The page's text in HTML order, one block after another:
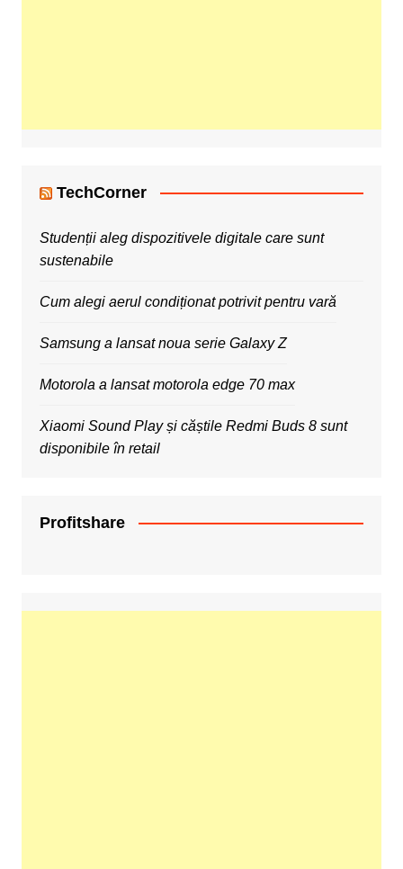
TechCorner
Studenții aleg dispozitivele digitale care sunt
sustenabile
Cum alegi aerul condiționat potrivit pentru vară
Samsung a lansat noua serie Galaxy Z
Motorola a lansat motorola edge 70 max
Xiaomi Sound Play și căștile Redmi Buds 8 sunt
disponibile în retail
Profitshare